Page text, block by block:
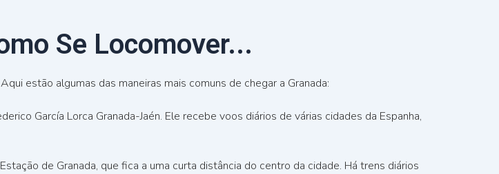
Se Locomover...
estão algumas das maneiras mais comuns de chegar a Granada:
García Lorca Granada-Jaén. Ele recebe voos diários de várias cidades da Espanha,
de Granada, que fica a uma curta distância do centro da cidade. Há trens diários